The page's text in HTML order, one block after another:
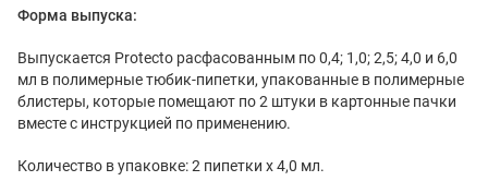
Форма выпуска:
Выпускается Protecto расфасованным по 0,4; 1,0; 2,5; 4,0 и 6,0
мл в полимерные тюбик-пипетки, упакованные в полимерные
блистеры, которые помещают по 2 штуки в картонные пачки
вместе с инструкцией по применению.
Количество в упаковке: 2 пипетки х 4,0 мл.